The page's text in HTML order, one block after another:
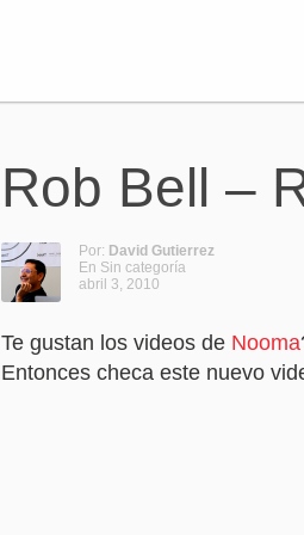
Rob Bell –
Por: David Gutierrez
En Sin categoría
abril 3, 2010
Te gustan los videos de Nooma
Entonces checa este nuevo